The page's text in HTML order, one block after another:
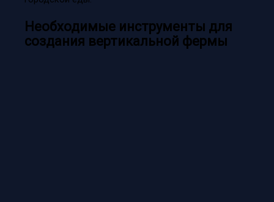
Необходимые инструменты для
создания вертикальной фермы